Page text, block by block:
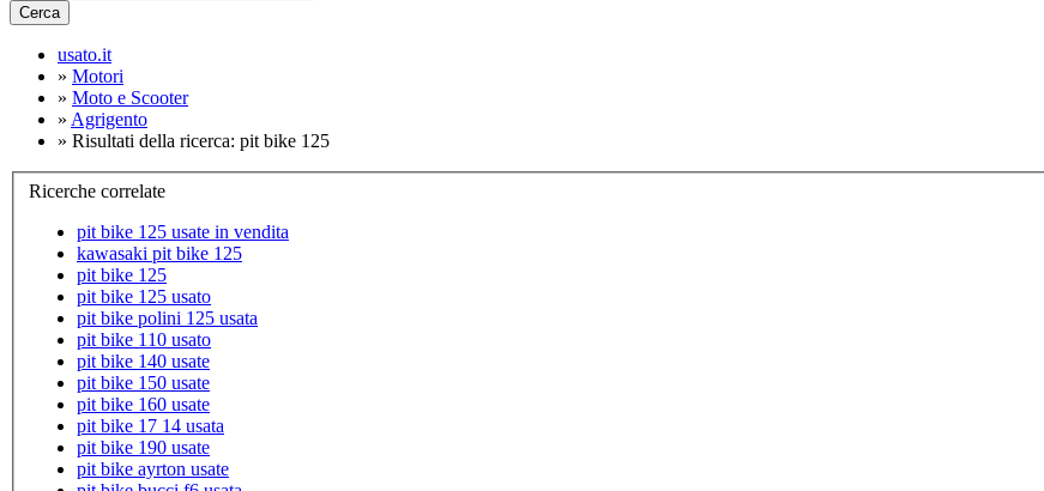
Cerca
usato.it
» Motori
» Moto e Scooter
» Agrigento
» Risultati della ricerca: pit bike 125
Ricerche correlate
pit bike 125 usate in vendita
kawasaki pit bike 125
pit bike 125
pit bike 125 usato
pit bike polini 125 usata
pit bike 110 usato
pit bike 140 usate
pit bike 150 usate
pit bike 160 usate
pit bike 17 14 usata
pit bike 190 usate
pit bike ayrton usate